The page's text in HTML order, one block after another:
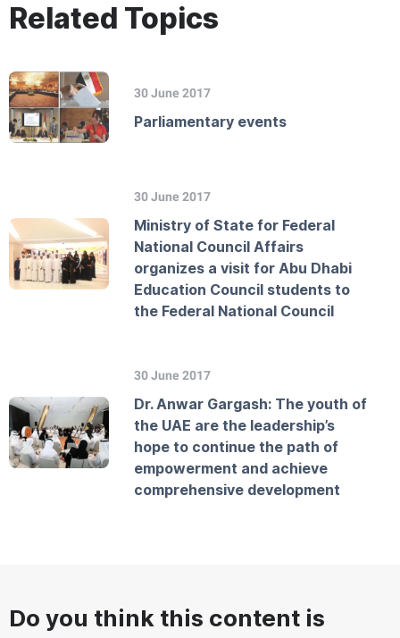
Related Topics
30 June 2017
Parliamentary events
30 June 2017
Ministry of State for Federal
National Council Affairs
organizes a visit for Abu Dhabi
Education Council students to
the Federal National Council
30 June 2017
Dr. Anwar Gargash: The youth of
the UAE are the leadership’s
hope to continue the path of
empowerment and achieve
comprehensive development
Do you think this content is